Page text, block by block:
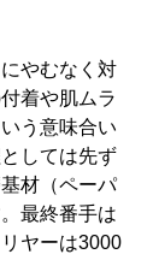
やむなく対
着や肌ムラ
う意味合い
しては先ず
材（ペーパ
最終番手は
ヤーは3000